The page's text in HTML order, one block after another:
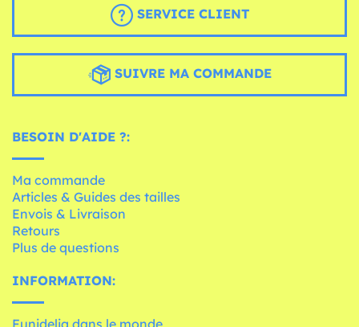
SERVICE CLIENT
SUIVRE MA COMMANDE
BESOIN D'AIDE ?:
Ma commande
Articles & Guides des tailles
Envois & Livraison
Retours
Plus de questions
INFORMATION: